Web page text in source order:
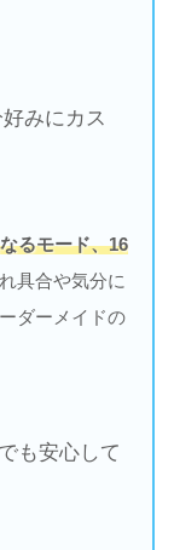
みにカス
るモード、16
具合や気分に
ダーメイドの
も安心して